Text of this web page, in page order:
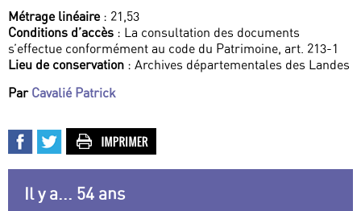
Métrage linéaire: 21,53
Conditions d’accès : La consultation des documents
s’effectue conformément au code du Patrimoine, art. 213-1
Lieu de conservation : Archives départementales des Landes
Par Cavalié Patrick
Il y a... 54 ans